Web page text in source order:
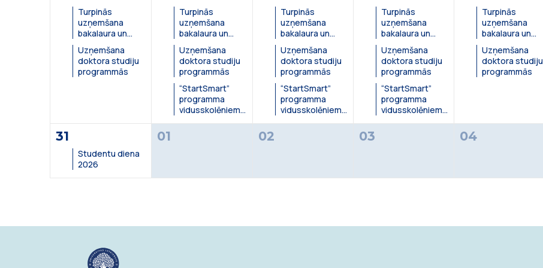
Turpinās
uzņemšana
bakalaura un
maģistra studiju
programmās
Uzņemšana
doktora studiju
programmās
Turpinās
uzņemšana
bakalaura un
maģistra studiju
programmās
Uzņemšana
doktora studiju
programmās
“StartSmart”
programma
vidusskolēniem
All day
LU Zinātņu māja, Jelgavas iela 3
Turpinās
uzņemšana
bakalaura un
maģistra studiju
programmās
Uzņemšana
doktora studiju
programmās
“StartSmart”
programma
vidusskolēniem
All day
LU Zinātņu māja, Jelgavas iela 3
Turpinās
uzņemšana
bakalaura un
maģistra studiju
programmās
Uzņemšana
doktora studiju
programmās
“StartSmart”
programma
vidusskolēniem
All day
LU Zinātņu māja, Jelgavas iela 3
Turpinās
uzņemšana
bakalaura un
maģistra studiju
programmās
Uzņemšana
doktora studiju
programmās
31
Studentu diena
2026
31.08.
2026.
Studentu diena 2026
LU Zinātņu māja, Jelgavas iela 3, Rīga
01 02 03 04